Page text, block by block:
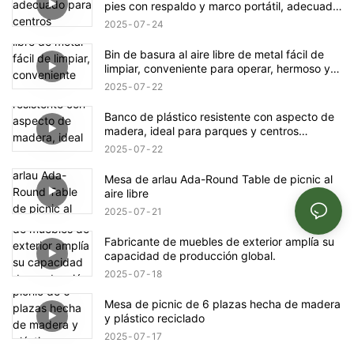
pies con respaldo y marco portátil, adecuado
para centros comerciales, tiendas, parques,
2025 07 24
Bin de basura al aire libre de metal fácil de
limpiar, conveniente para operar, hermoso y
simple
2025 07 22
Banco de plástico resistente con aspecto de
madera, ideal para parques y centros
comerciales.
2025 07 22
Mesa de arlau Ada-Round Table de picnic al
aire libre
2025 07 21
Fabricante de muebles de exterior amplía su
capacidad de producción global.
2025 07 18
Mesa de picnic de 6 plazas hecha de madera
y plástico reciclado
2025 07 17